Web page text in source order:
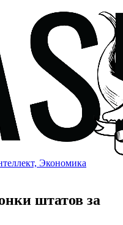
Экономика
штатов за